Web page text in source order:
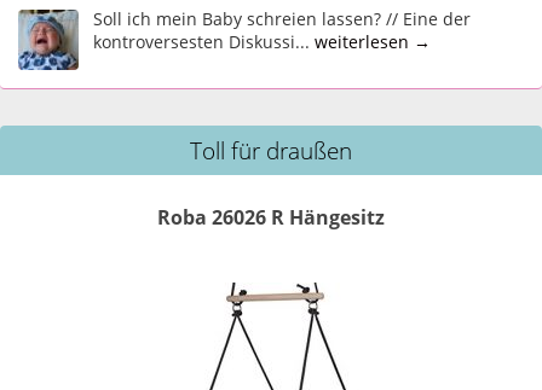
Soll ich mein Baby schreien lassen? // Eine der
kontroversesten Diskussi... weiterlesen →
Toll für draußen
Roba 26026 R Hängesitz